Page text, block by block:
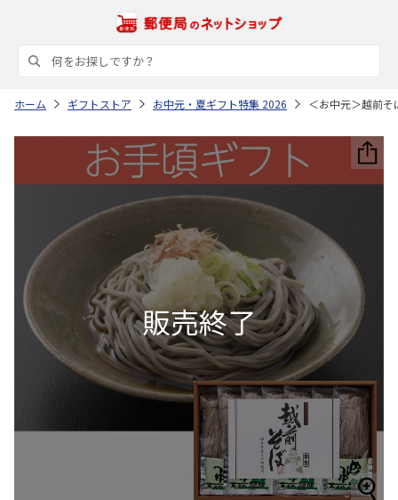
ホーム ギフトストア お中元・夏ギフト特集 2026 ＜お中元＞越前そ